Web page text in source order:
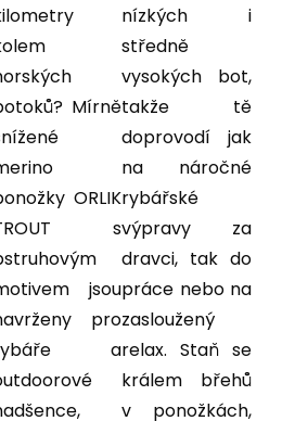
Mírně
ORLIK
s
jsou
pro
a
nízkých i
středně
vysokých bot,
takže tě
doprovodí jak
na náročné
rybářské
výpravy za
dravci, tak do
práce nebo na
zasloužený
relax. Staň se
králem břehů
v ponožkách,